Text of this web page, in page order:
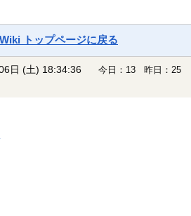
トップページに戻る
日 (土) 18:34:36
今日：13 昨日：25